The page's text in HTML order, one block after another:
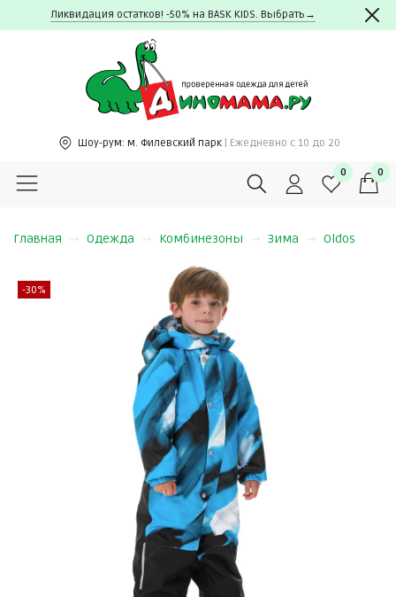
Ликвидация остатков! -50% на BASK KIDS. Выбрать→
Шоу-рум: м. Филевский парк | Ежедневно c 10 до 20
0 0
Главная Одежда Комбинезоны Зима Oldos
-30%